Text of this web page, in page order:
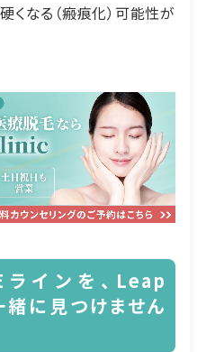
くなる（瘢痕化）可能性が
インを、Leap
に見つけません